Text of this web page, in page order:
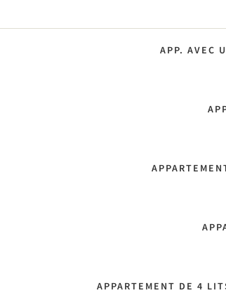
APP. AVEC
APPARTEMENT DE 4